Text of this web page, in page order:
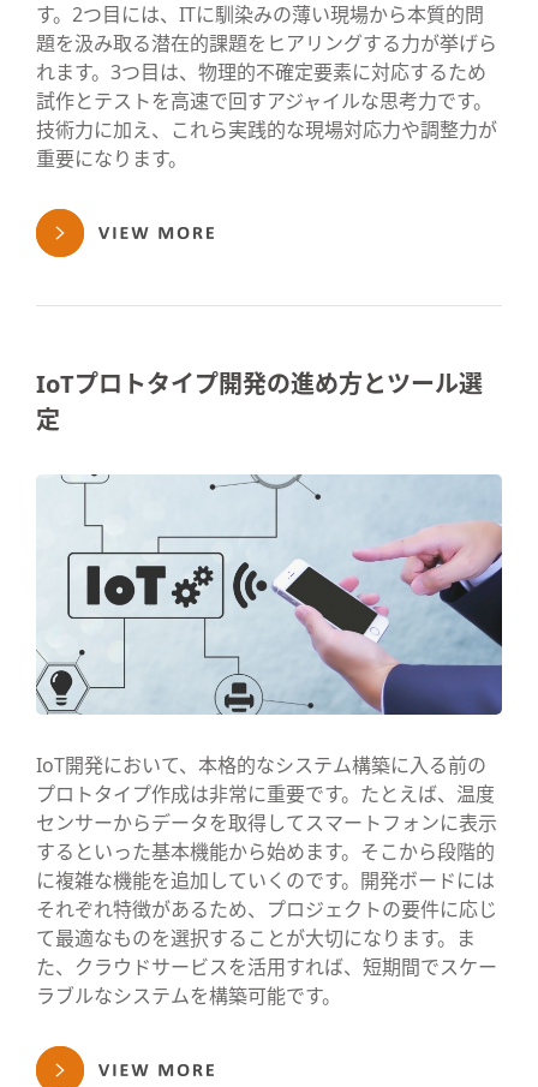
す。2つ目には、ITに馴染みの薄い現場から本質的問
題を汲み取る潜在的課題をヒアリングする力が挙げら
れます。3つ目は、物理的不確定要素に対応するため
試作とテストを高速で回すアジャイルな思考力です。
技術力に加え、これら実践的な現場対応力や調整力が
重要になります。
IoTプロトタイプ開発の進め方とツール選
定
IoT開発において、本格的なシステム構築に入る前の
プロトタイプ作成は非常に重要です。たとえば、温度
センサーからデータを取得してスマートフォンに表示
するといった基本機能から始めます。そこから段階的
に複雑な機能を追加していくのです。開発ボードには
それぞれ特徴があるため、プロジェクトの要件に応じ
て最適なものを選択することが大切になります。ま
た、クラウドサービスを活用すれば、短期間でスケー
ラブルなシステムを構築可能です。